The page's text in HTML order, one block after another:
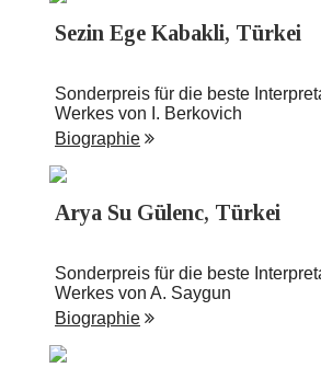
Sezin Ege Kabakli, Türkei
Sonderpreis für die beste
Werkes von I. Berkovich
Biographie
Arya Su Gülenc, Türkei
Sonderpreis für die beste
Werkes von A. Saygun
Biographie